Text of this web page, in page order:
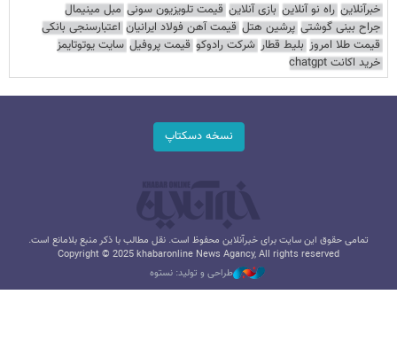
خبرآنلاین راه نو آنلاین بازی آنلاین قیمت تلویزیون سونی مبل مینیمال
جراح بینی گوشتی پرشین هتل قیمت آهن فولاد ایرانیان اعتبارسنجی بانکی
قیمت طلا امروز بلیط قطار شرکت رادوکو قیمت پروفیل سایت یوتوتایمز
خرید اکانت chatgpt
نسخه دسکتاپ
تمامی حقوق این سایت برای خبرآنلاین محفوظ است. نقل مطالب با ذکر منبع بلامانع است.
Copyright © 2025 khabaronline News Agancy, All rights reserved
طراحی و تولید: نستوه